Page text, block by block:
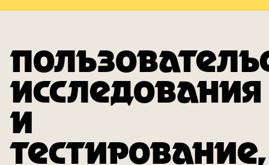
ИССЛЕДОВАНИЯ
И
ТЕСТИРОВАНИЕ,